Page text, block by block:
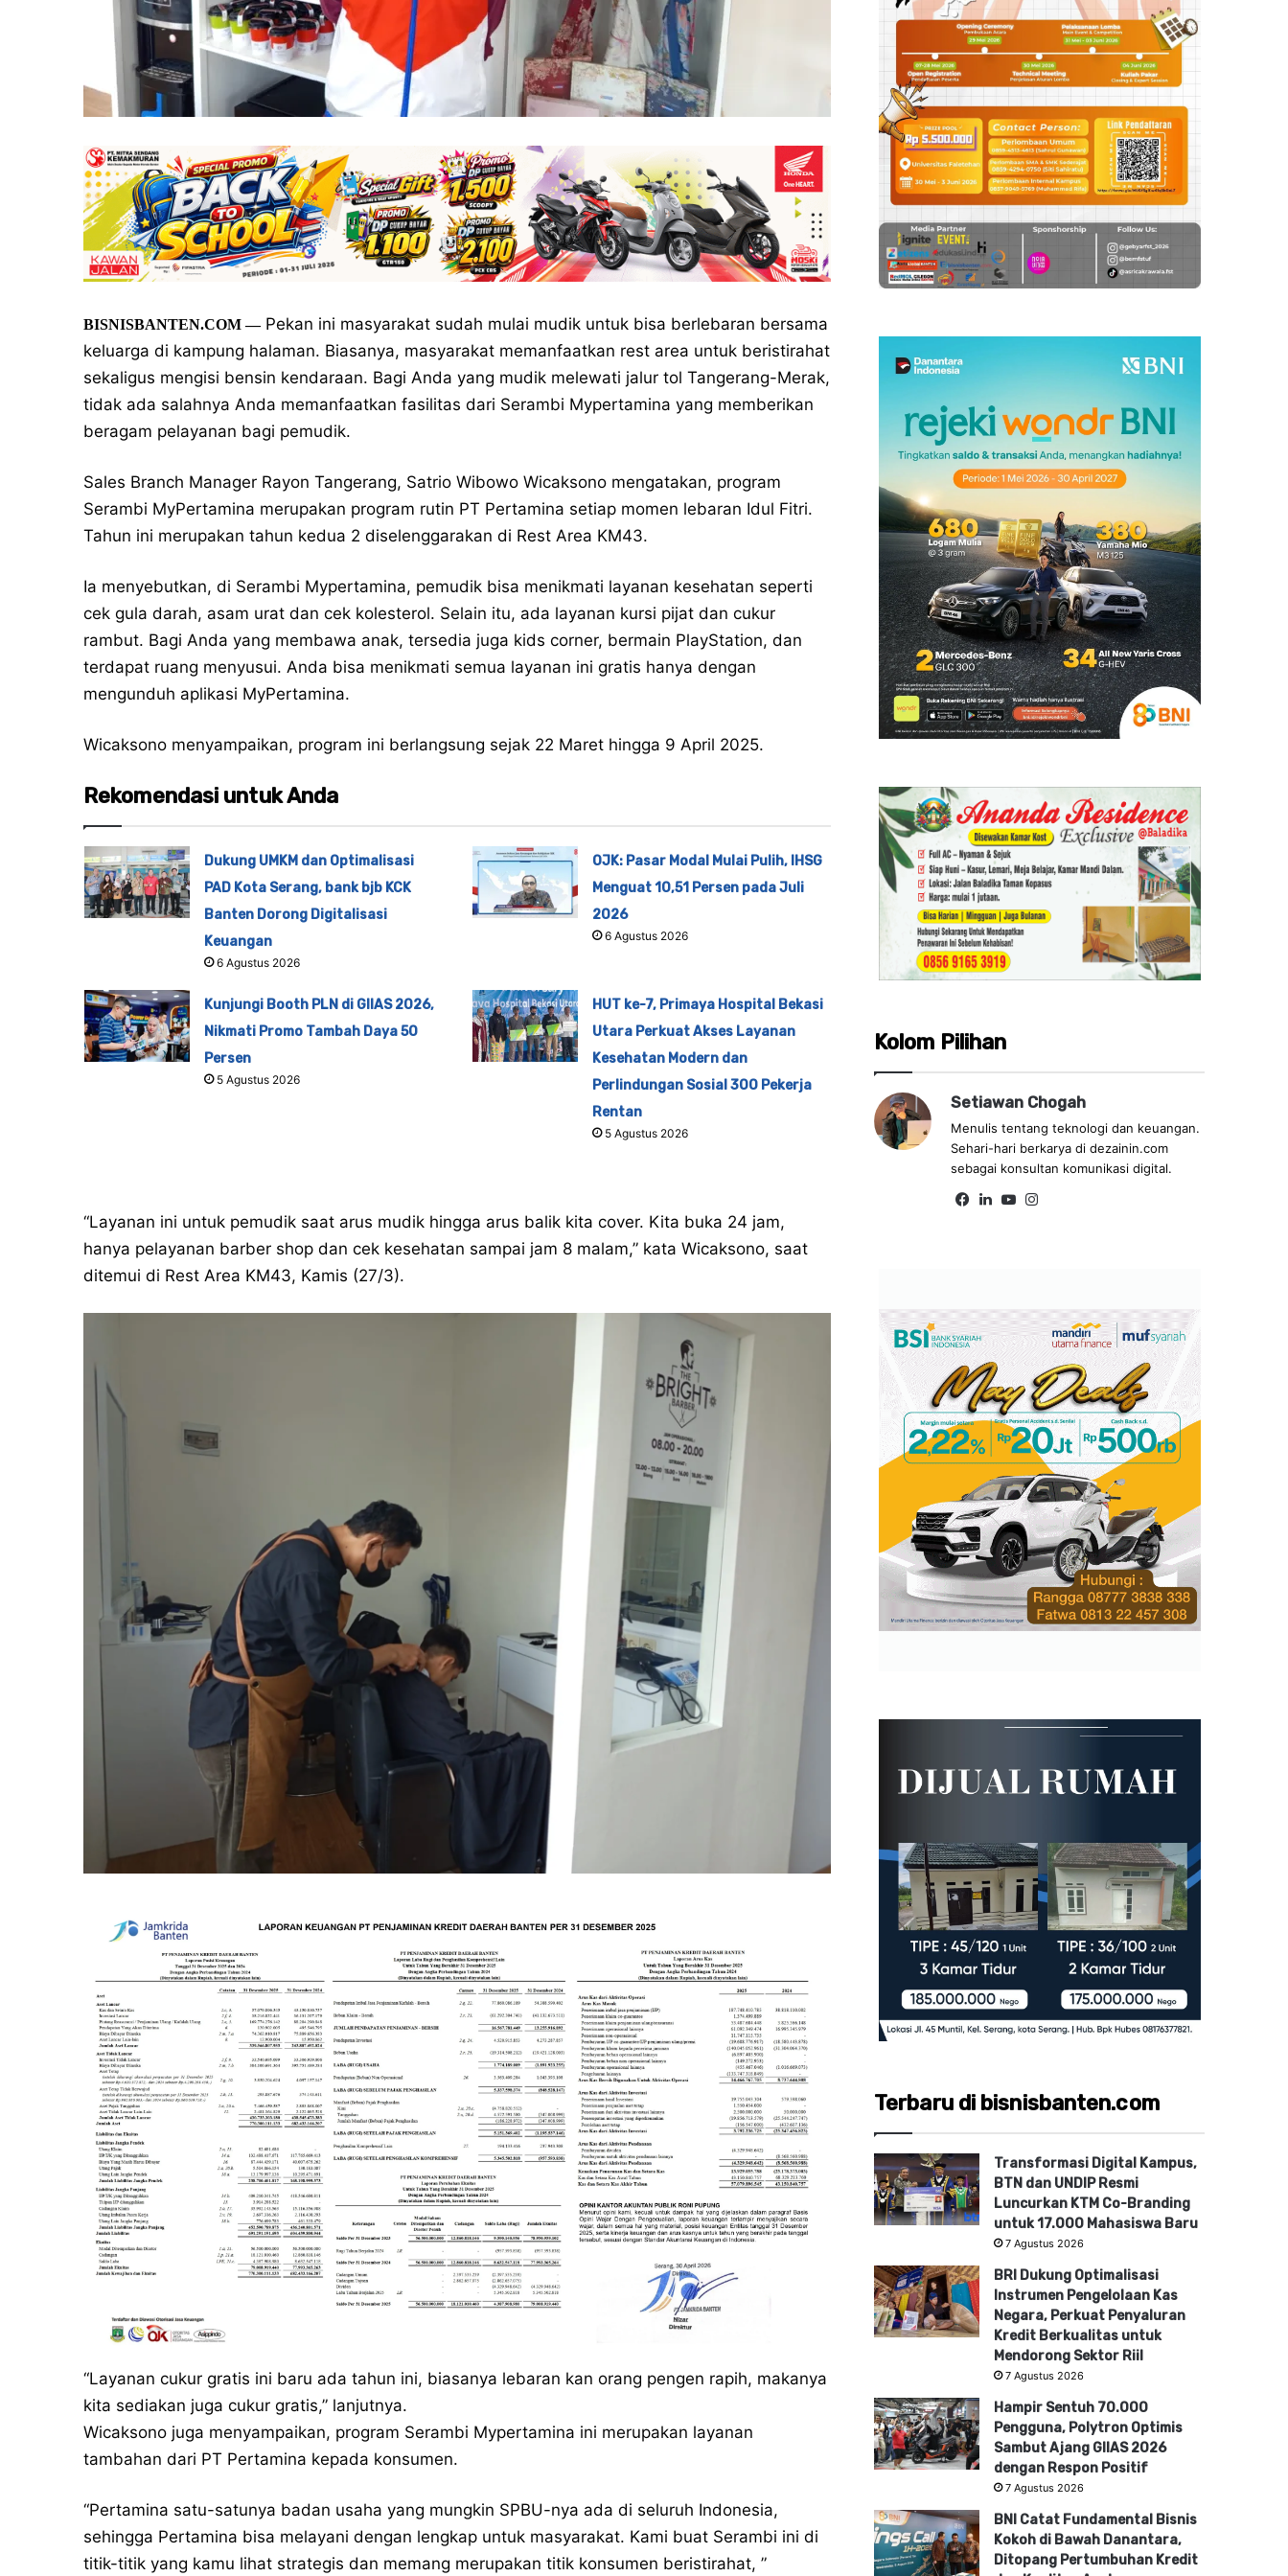
BISNISBANTEN.COM —Pekan ini masyarakat sudah mulai mudik untuk bisa berlebaran bersama
keluarga di kampung halaman. Biasanya, masyarakat memanfaatkan rest area untuk beristirahat
sekaligus mengisi bensin kendaraan. Bagi Anda yang mudik melewati jalur tol Tangerang-Merak,
tidak ada salahnya Anda memanfaatkan fasilitas dari Serambi Mypertamina yang memberikan
beragam pelayanan bagi pemudik.
Sales Branch Manager Rayon Tangerang, Satrio Wibowo Wicaksono mengatakan, program
Serambi MyPertamina merupakan program rutin PT Pertamina setiap momen lebaran Idul Fitri.
Tahun ini merupakan tahun kedua 2 diselenggarakan di Rest Area KM43.
Ia menyebutkan, di Serambi Mypertamina, pemudik bisa menikmati layanan kesehatan seperti
cek gula darah, asam urat dan cek kolesterol. Selain itu, ada layanan kursi pijat dan cukur
rambut. Bagi Anda yang membawa anak, tersedia juga kids corner, bermain PlayStation, dan
terdapat ruang menyusui. Anda bisa menikmati semua layanan ini gratis hanya dengan
mengunduh aplikasi MyPertamina.
Wicaksono menyampaikan, program ini berlangsung sejak 22 Maret hingga 9 April 2025.
Rekomendasi untuk Anda
Dukung UMKM dan Optimalisasi
PAD Kota Serang, bank bjb KCK
Banten Dorong Digitalisasi
Keuangan
6 Agustus 2026
OJK: Pasar Modal Mulai Pulih, IHSG
Menguat 10,51 Persen pada Juli
2026
6 Agustus 2026
Kunjungi Booth PLN di GIIAS 2026,
Nikmati Promo Tambah Daya 50
Persen
5 Agustus 2026
HUT ke-7, Primaya Hospital Bekasi
Utara Perkuat Akses Layanan
Kesehatan Modern dan
Perlindungan Sosial 300 Pekerja
Rentan
5 Agustus 2026
“Layanan ini untuk pemudik saat arus mudik hingga arus balik kita cover. Kita buka 24 jam,
hanya pelayanan barber shop dan cek kesehatan sampai jam 8 malam,” kata Wicaksono, saat
ditemui di Rest Area KM43, Kamis (27/3).
“Layanan cukur gratis ini baru ada tahun ini, biasanya lebaran kan orang pengen rapih, makanya
kita sediakan juga cukur gratis,” lanjutnya.
Wicaksono juga menyampaikan, program Serambi Mypertamina ini merupakan layanan
tambahan dari PT Pertamina kepada konsumen.
“Pertamina satu-satunya badan usaha yang mungkin SPBU-nya ada di seluruh Indonesia,
sehingga Pertamina bisa melayani dengan lengkap untuk masyarakat. Kami buat Serambi ini di
titik-titik yang kamu lihat strategis dan memang merupakan titik konsumen beristirahat, ”
Kolom Pilihan
Setiawan Chogah
Menulis tentang teknologi dan keuangan.
Sehari-hari berkarya di dezainin.com
sebagai konsultan komunikasi digital.
Fa Lin Yo
Terbaru di bisnisbanten.com
Transformasi Digital Kampus,
BTN dan UNDIP Resmi
Luncurkan KTM Co-Branding
untuk 17.000 Mahasiswa Baru
7 Agustus 2026
BRI Dukung Optimalisasi
Instrumen Pengelolaan Kas
Negara, Perkuat Penyaluran
Kredit Berkualitas untuk
Mendorong Sektor Riil
7 Agustus 2026
Hampir Sentuh 70.000
Pengguna, Polytron Optimis
Sambut Ajang GIIAS 2026
dengan Respon Positif
7 Agustus 2026
BNI Catat Fundamental Bisnis
Kokoh di Bawah Danantara,
Ditopang Pertumbuhan Kredit